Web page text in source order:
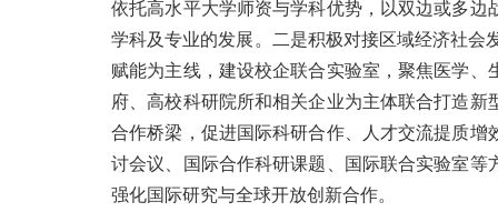
依托高水平大学师资与学科优势，以双边或多
学科及专业的发展。二是积极对接区域经济社
赋能为主线，建设校企联合实验室，聚焦医学
府、高校科研院所和相关企业为主体联合打造
合作桥梁，促进国际科研合作、人才交流提质
讨会议、国际合作科研课题、国际联合实验室
强化国际研究与全球开放创新合作。